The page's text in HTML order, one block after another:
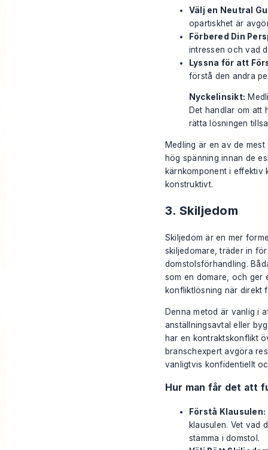
Välj en Neutral
opartiskhet är
Förbered Din
intressen och vad
Lyssna för att
förstå den andra
Nyckelinsikt:
Det handlar om att
rätta lösningen
Medling är en av de
hög spänning innan de
kärnkomponent i effektiv
konstruktivt.
3. Skiljedom
Skiljedom är en mer
skiljedomare, träder in
domstolsförhandling.
som en domare, och ger
konfliktlösning när direkt
Denna metod är vanlig i
anställningsavtal eller
har en kontraktskonflikt
branschexpert avgöra
vanligtvis konfidentiellt
Hur man får det att
Förstå Klausulen:
klausulen. Vet vad
stämma i domstol.